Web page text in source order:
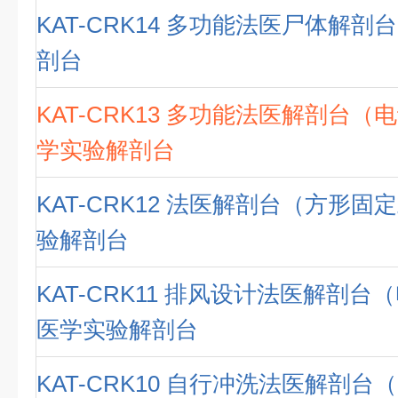
KAT-CRK14 多功能法医尸体解剖
剖台
KAT-CRK13 多功能法医解剖台（
学实验解剖台
KAT-CRK12 法医解剖台（方形固
验解剖台
KAT-CRK11 排风设计法医解剖台
医学实验解剖台
KAT-CRK10 自行冲洗法医解剖台